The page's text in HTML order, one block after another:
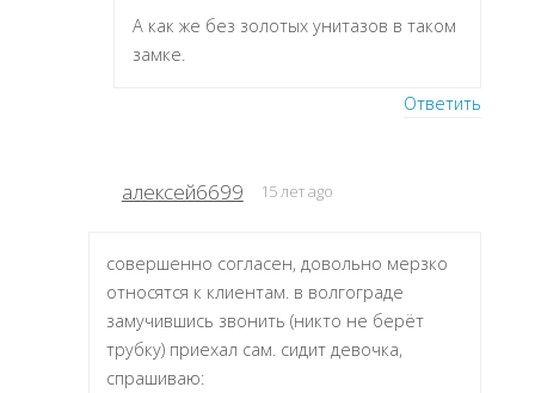
А как же без золотых унитазов в таком
замке.
Ответить
алексей6699 15 лет ago
совершенно согласен, довольно мерзко
относятся к клиентам. в волгограде
замучившись звонить (никто не берёт
трубку) приехал сам. сидит девочка,
спрашиваю: